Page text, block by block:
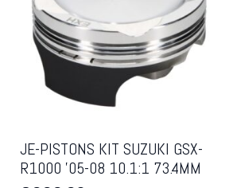
JE-PISTONS KIT SUZUKI GSX-
R1000 ’05-08 10.1:1 73.4MM